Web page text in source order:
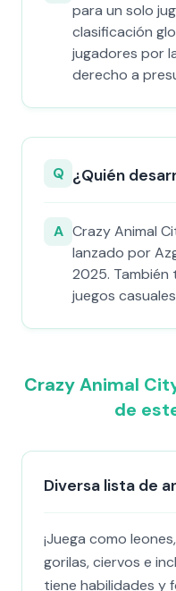
para un solo
clasificación
jugadores por
derecho a
Q ¿Quién
A Crazy Animal
lanzado por
2025.
juegos
Crazy Animal
de
Diversa lista de
¡Juega como
gorilas, ciervos e
tiene habilidades y